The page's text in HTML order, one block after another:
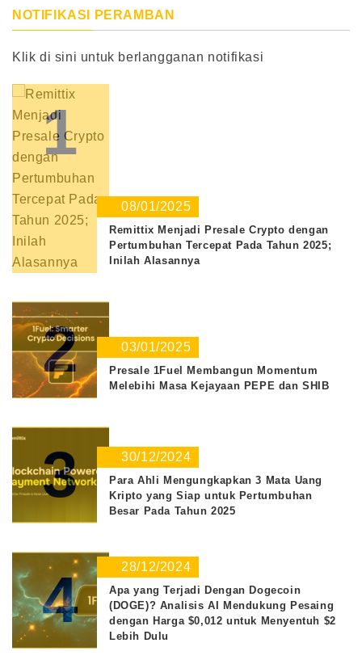
NOTIFIKASI PERAMBAN
Klik di sini untuk berlangganan notifikasi
1
08/01/2025
Remittix Menjadi Presale Crypto dengan
Pertumbuhan Tercepat Pada Tahun 2025;
Inilah Alasannya
2 03/01/2025
Presale 1Fuel Membangun Momentum
Melebihi Masa Kejayaan PEPE dan SHIB
3 30/12/2024
Para Ahli Mengungkapkan 3 Mata Uang
Kripto yang Siap untuk Pertumbuhan
Besar Pada Tahun 2025
4 28/12/2024
Apa yang Terjadi Dengan Dogecoin
(DOGE)? Analisis AI Mendukung Pesaing
dengan Harga $0,012 untuk Menyentuh $2
Lebih Dulu